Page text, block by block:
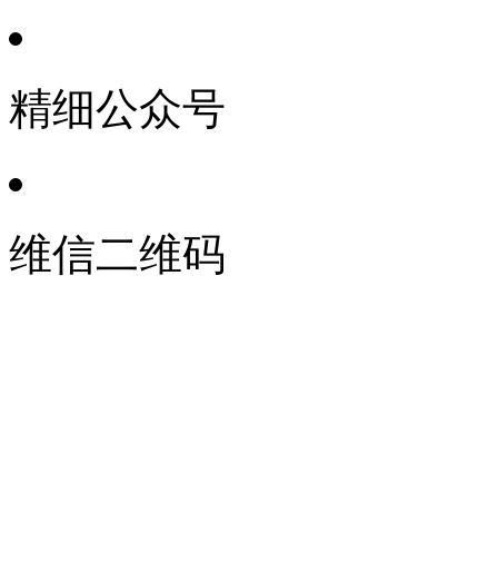
精细公众号
维信二维码